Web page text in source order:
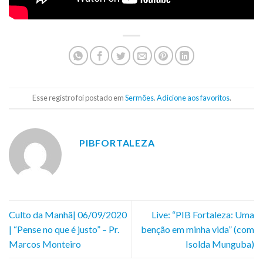
Esse registro foi postado emSermões.Adicione aos favoritos.
PIBFORTALEZA
Culto da Manhã| 06/09/2020
| “Pense no que é justo” – Pr.
Marcos Monteiro
Live: “PIB Fortaleza: Uma
benção em minha vida” (com
Isolda Munguba)